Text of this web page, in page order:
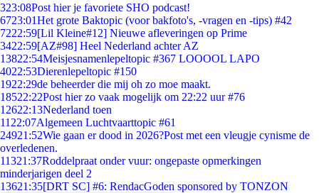
323:08Post hier je favoriete SHO podcast!
6723:01Het grote Baktopic (voor bakfoto's, -vragen en -tips) #42
7222:59[Lil Kleine#12] Nieuwe afleveringen op Prime
3422:59[AZ#98] Heel Nederland achter AZ
13822:54Meisjesnamenlepeltopic #367 LOOOOL LAPO
4022:53Dierenlepeltopic #150
1922:29de beheerder die mij oh zo moe maakt.
18522:22Post hier zo vaak mogelijk om 22:22 uur #76
12622:13Nederland toen
11 22:07Algemeen Luchtvaarttopic #61
24921:52Wie gaan er dood in 2026?Post met een vleugje cynisme de
overledenen.
11321:37Roddelpraat onder vuur: ongepaste opmerkingen
minderjarigen deel 2
13621:35[DRT SC] #6: RendacGoden sponsored by TONZON